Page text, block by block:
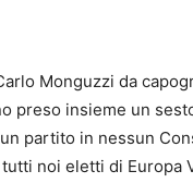
Monguzzi da
preso insieme un
partito in nessun
noi eletti di Europa